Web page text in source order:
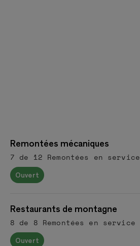
Remontées mécaniques
7 de 12 Remontées en service
Ouvert
Restaurants de montagne
8 de 8 Remontées en service
Ouvert